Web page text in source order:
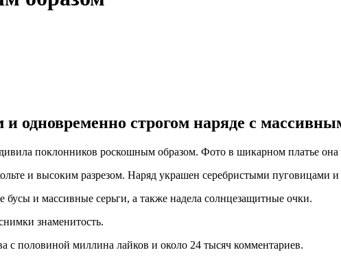
одновременно строгом наряде с
поклонников роскошным образом. Фото в шикарном платье она
и высоким разрезом. Наряд украшен серебристыми пуговицами
и массивные серьги, а также надела солнцезащитные очки.
знаменитость.
с половиной миллина лайков и около 24 тысяч комментариев.